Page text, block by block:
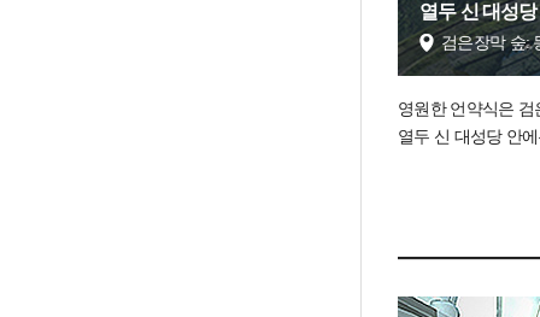
열두 신 대성당
검은장막 숲:
영원한 언약식은
열두 신 대성당 안